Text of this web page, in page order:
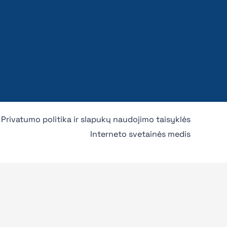
Privatumo politika ir slapukų naudojimo taisyklės
Interneto svetainės medis